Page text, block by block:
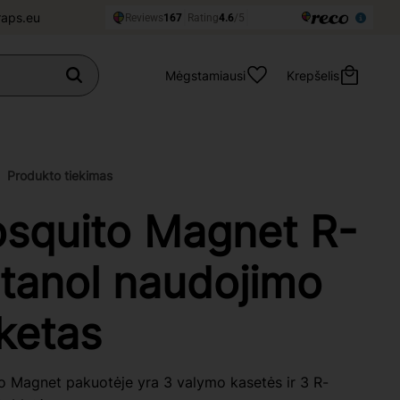
Mėgstamiausi Krepšelis
Produkto tiekimas
Magnet R-
naudojimo
Magnet pakuotėje yra 3 valymo kasetės ir 3 R-